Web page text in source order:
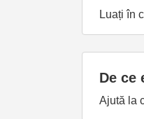
Luați în
De ce
Ajută la